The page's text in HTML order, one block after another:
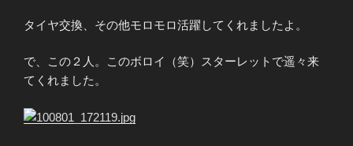
タイヤ交換、その他モロモロ活躍してくれましたよ。
で、この２人。このボロイ（笑）スターレットで遥々来
てくれました。